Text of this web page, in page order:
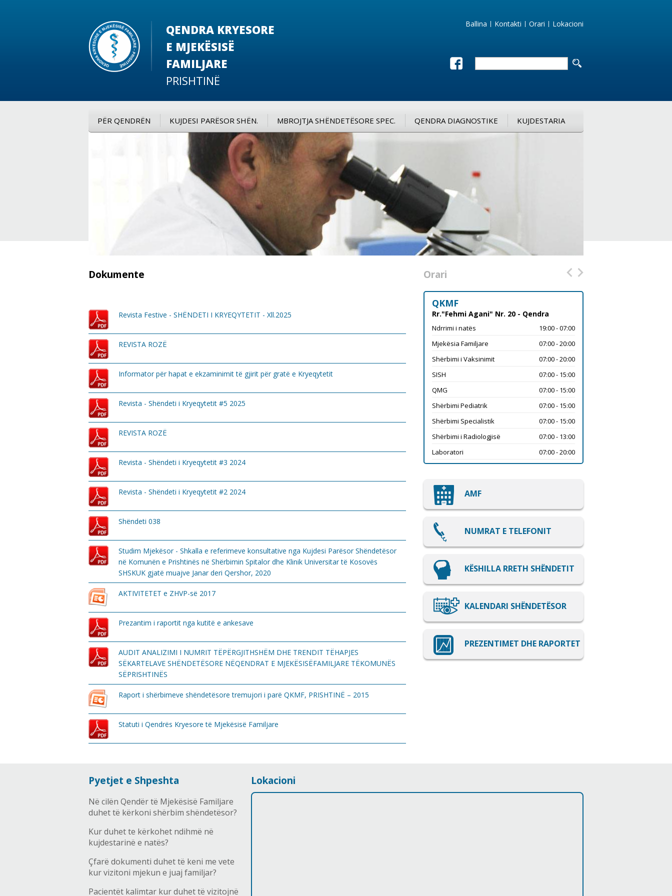
QENDRA KRYESORE
E MJEKËSISË
FAMILJARE
PRISHTINË
Ballina Kontakti Orari Lokacioni
PËR QENDRËN KUJDESI PARËSOR SHËN. MBROJTJA SHËNDETËSORE SPEC. QENDRA DIAGNOSTIKE KUJDESTARIA
Dokumente
Revista Festive - SHËNDETI I KRYEQYTETIT - Xll.2025
REVISTA ROZË
Informator për hapat e ekzaminimit të gjirit për gratë e Kryeqytetit
Revista - Shëndeti i Kryeqytetit #5 2025
REVISTA ROZË
Revista - Shëndeti i Kryeqytetit #3 2024
Revista - Shëndeti i Kryeqytetit #2 2024
Shëndeti 038
Studim Mjekësor - Shkalla e referimeve konsultative nga Kujdesi Parësor Shëndetësor
në Komunën e Prishtinës në Shërbimin Spitalor dhe Klinik Universitar të Kosovës
SHSKUK gjatë muajve Janar deri Qershor, 2020
AKTIVITETET e ZHVP-së 2017
Prezantim i raportit nga kutitë e ankesave
AUDIT ANALIZIMI I NUMRIT TËPËRGJITHSHËM DHE TRENDIT TËHAPJES
SËKARTELAVE SHËNDETËSORE NËQENDRAT E MJEKËSISËFAMILJARE TËKOMUNËS
SËPRISHTINËS
Raport i shërbimeve shëndetësore tremujori i parë QKMF, PRISHTINË – 2015
Statuti i Qendrës Kryesore të Mjekësisë Familjare
Orari
QKMF
Rr."Fehmi Agani" Nr. 20 - Qendra
Ndrrimi i natës
19:00 - 07:00
Mjekësia Familjare
07:00 - 20:00
Shërbimi i Vaksinimit
07:00 - 20:00
SISH
07:00 - 15:00
QMG
07:00 - 15:00
Shërbimi Pediatrik
07:00 - 15:00
Shërbimi Specialistik
07:00 - 15:00
Shërbimi i Radiologjisë
07:00 - 13:00
Laboratori
07:00 - 20:00
AMF
NUMRAT E TELEFONIT
KËSHILLA RRETH SHËNDETIT
KALENDARI SHËNDETËSOR
PREZENTIMET DHE RAPORTET
Pyetjet e Shpeshta
Në cilën Qendër të Mjekësisë Familjare
duhet të kërkoni shërbim shëndetësor?
Kur duhet te kërkohet ndihmë në
kujdestarinë e natës?
Çfarë dokumenti duhet të keni me vete
kur vizitoni mjekun e juaj familjar?
Pacientët kalimtar kur duhet të vizitojnë
Lokacioni